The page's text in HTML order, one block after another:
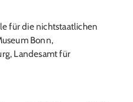
für die nichtstaatlichen
Bonn,
Landesamt für